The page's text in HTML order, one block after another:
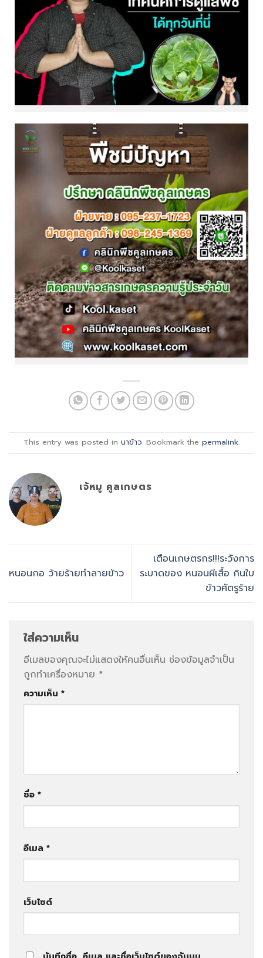
This entry was posted in นาข้าว. Bookmark the permalink.
เจ้หมู คูลเกษตร
หนอนกอ ว้ายร้ายทำลายข้าว
เตือนเกษตรกร!!!ระวังการ
ระบาดของ หนอนผีเสื้อ กินใบ
ข้าวศัตรูร้าย
ใส่ความเห็น
อีเมลของคุณจะไม่แสดงให้คนอื่นเห็น ช่องข้อมูลจำเป็น
ถูกทำเครื่องหมาย *
ความเห็น *
ชื่อ *
อีเมล *
เว็บไซต์